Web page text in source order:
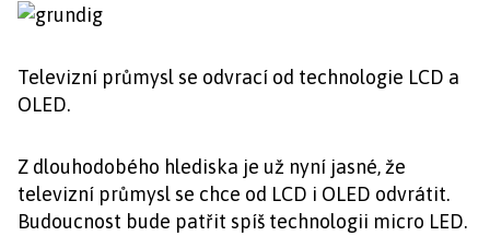
Televizní průmysl se odvrací od technologie LCD a
OLED.
Z dlouhodobého hlediska je už nyní jasné, že
televizní průmysl se chce od LCD i OLED odvrátit.
Budoucnost bude patřit spíš technologii micro LED.